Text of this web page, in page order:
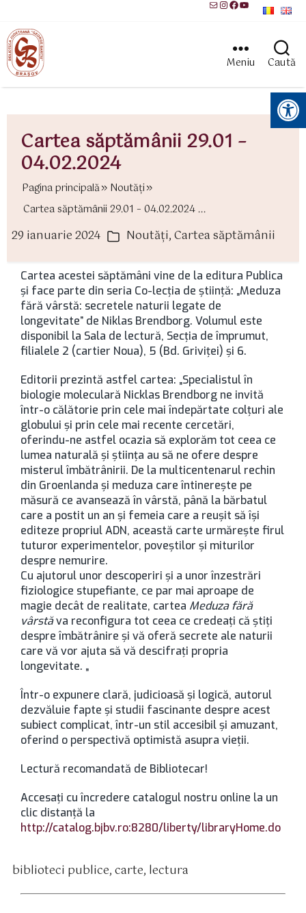
MailInstagram
Facebook
YouTube
Meniu Caută
Instrumente pentru accesibilitate
Cartea săptămânii 29.01 –
04.02.2024
Pagina principală
Noutăți
Cartea săptămânii 29.01 – 04.02.2024 ...
29 ianuarie 2024 Categorii
Noutăți,Cartea săptămânii
Cartea acestei săptămâni vine de la editura Publica
şi face parte din seria Co-lecţia de ştiinţă: „Meduza
fără vârstă: secretele naturii legate de
longevitate” de Niklas Brendborg. Volumul este
disponibil la Sala de lectură, Secţia de împrumut,
filialele 2 (cartier Noua), 5 (Bd. Griviţei) şi 6.
Editorii prezintă astfel cartea: „Specialistul în
biologie moleculară Nicklas Brendborg ne invită
într-o călătorie prin cele mai îndepărtate colțuri ale
globului și prin cele mai recente cercetări,
oferindu-ne astfel ocazia să explorăm tot ceea ce
lumea naturală și știința au să ne ofere despre
misterul îmbătrânirii. De la multicentenarul rechin
din Groenlanda și meduza care întinerește pe
măsură ce avansează în vârstă, până la bărbatul
care a postit un an și femeia care a reușit să își
editeze propriul ADN, această carte urmărește firul
tuturor experimentelor, poveștilor și miturilor
despre nemurire.
Cu ajutorul unor descoperiri și a unor înzestrări
fiziologice stupefiante, ce par mai aproape de
magie decât de realitate, cartea Meduza fără
vârstăva reconfigura tot ceea ce credeați că știți
despre îmbătrânire și vă oferă secrete ale naturii
care vă vor ajuta să vă descifrați propria
longevitate. „
Într-o expunere clară, judicioasă şi logică, autorul
dezvăluie fapte şi studii fascinante despre acest
subiect complicat, într-un stil accesibil şi amuzant,
oferind o perspectivă optimistă asupra vieţii.
Lectură recomandată de Bibliotecar!
Accesaţi cu încredere catalogul nostru online la un
clic distanţă la
http://catalog.bjbv.ro:8280/liberty/libraryHome.do
biblioteci publice,carte, lectura